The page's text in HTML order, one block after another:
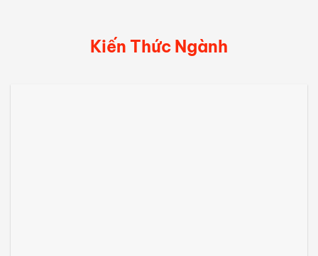
Kiến Thức Ngành